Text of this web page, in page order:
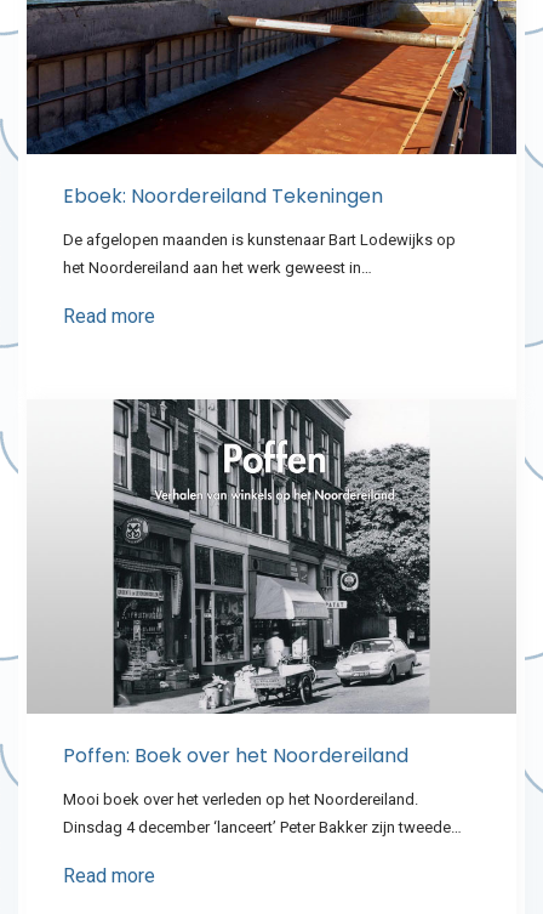
Eboek: Noordereiland Tekeningen
De afgelopen maanden is kunstenaar Bart Lodewijks op
het Noordereiland aan het werk geweest in…
Read more
Poffen: Boek over het Noordereiland
Mooi boek over het verleden op het Noordereiland.
Dinsdag 4 december ‘lanceert’ Peter Bakker zijn tweede…
Read more